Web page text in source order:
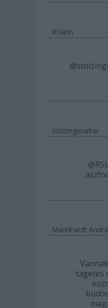
RSlash
stolzingimalter
Mannhardt
tagetes